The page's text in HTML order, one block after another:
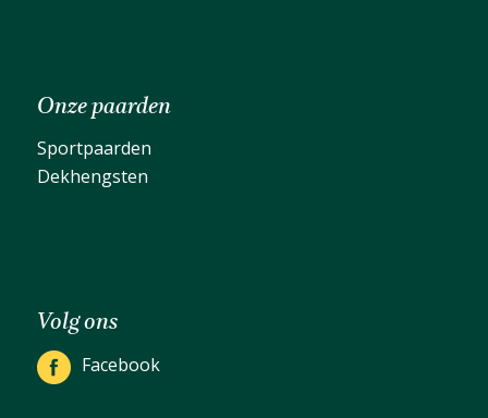
Onze paarden
Sportpaarden
Dekhengsten
Volg ons
Facebook